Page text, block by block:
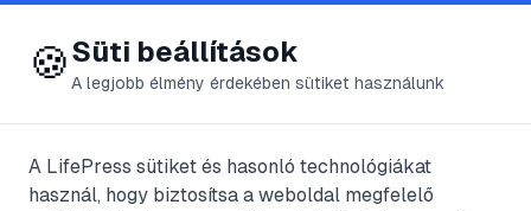
😍 LifePress
2021. október 15.·3perc olvasás
🍪Süti beállítások
A legjobb élmény érdekében sütiket használunk
A LifePress sütiket és hasonló technológiákat
használ, hogy biztosítsa a weboldal megfelelő